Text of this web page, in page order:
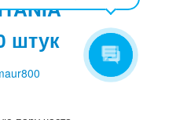
штук